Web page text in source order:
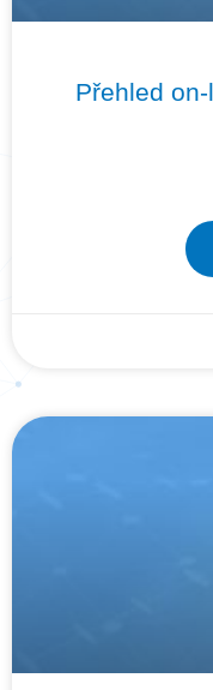
Přehled